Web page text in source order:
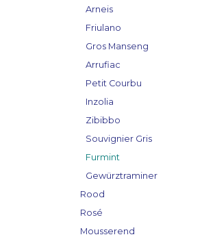
Arneis
Friulano
Gros Manseng
Arrufiac
Petit Courbu
Inzolia
Zibibbo
Souvignier Gris
Furmint
Gewürztraminer
Rood
Rosé
Mousserend